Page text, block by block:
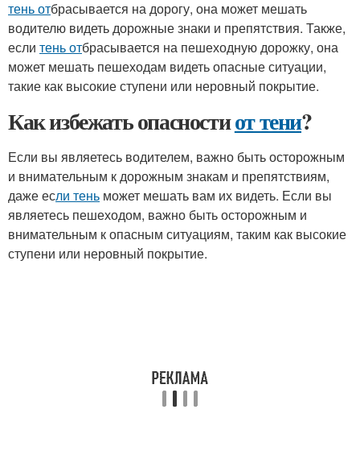
тень отбрасывается на дорогу, она может мешать
водителю видеть дорожные знаки и препятствия. Также,
если тень отбрасывается на пешеходную дорожку, она
может мешать пешеходам видеть опасные ситуации,
такие как высокие ступени или неровный покрытие.
Как избежать опасностиот тени?
Если вы являетесь водителем, важно быть осторожным
и внимательным к дорожным знакам и препятствиям,
даже если тень может мешать вам их видеть. Если вы
являетесь пешеходом, важно быть осторожным и
внимательным к опасным ситуациям, таким как высокие
ступени или неровный покрытие.